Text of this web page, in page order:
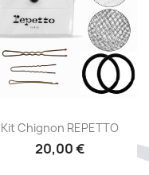
Aperçu rapide
Kit Chignon REPETTO
20,00 €